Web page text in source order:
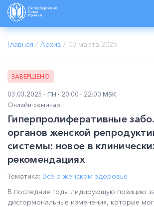
Главная / Архив / 03 марта 2025
ЗАВЕРШЕНО
03.03.2025 ПН 20:00 - 22:00 MSK
Онлайн-семинар
Гиперпролиферативные
органов женской
системы: новое в
рекомендациях
Тематика: Всё о женском здоровье
В последние годы лидирующую позицию
дисгормональные изменения, которые